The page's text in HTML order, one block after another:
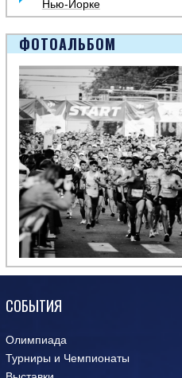
Нью-Йорке
ФОТОАЛЬБОМ
СОБЫТИЯ
Олимпиада
Турниры и Чемпионаты